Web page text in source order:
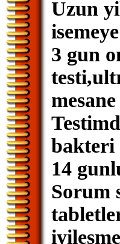
Uzun
3 gun
bakteri
14
Sorum